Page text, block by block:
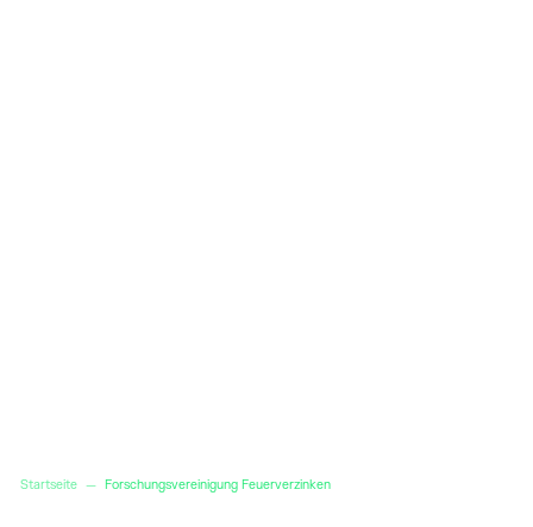
Startseite — Forschungsvereinigung Feuerverzinken